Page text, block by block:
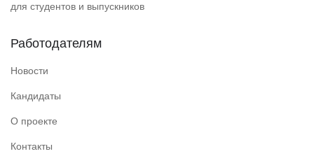
для студентов и выпускников
Работодателям
Новости
Кандидаты
О проекте
Контакты